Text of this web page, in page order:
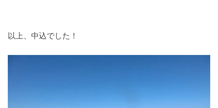
以上、中込でした！